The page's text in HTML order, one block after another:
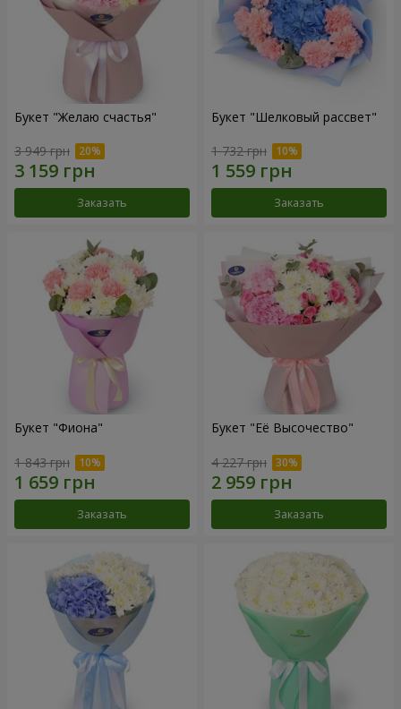
Букет "Желаю счастья"
3 949 грн
Заказать
Букет "Шелковый рассвет"
1 732 грн
Заказать
Букет "Фиона"
1 843 грн
Заказать
Букет "Её Высочество"
4 227 грн
Заказать